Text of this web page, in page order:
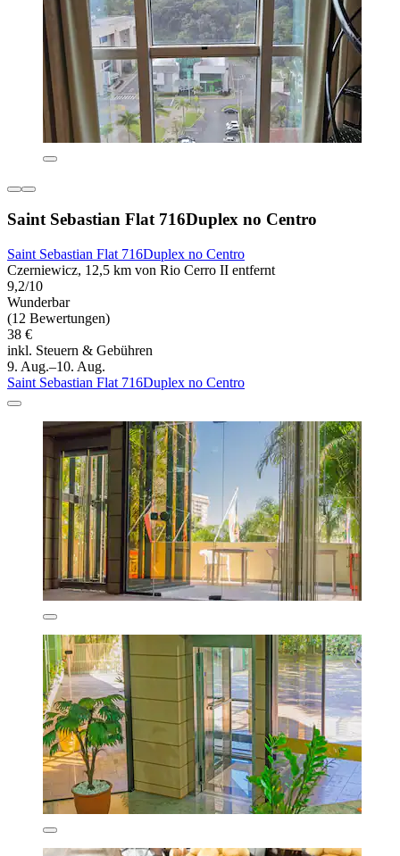
Saint Sebastian Flat 716Duplex no Centro
Saint Sebastian Flat 716Duplex no Centro
Czerniewicz, 12,5 km von Rio Cerro II entfernt
9,2/10
Wunderbar
(12 Bewertungen)
38 €
inkl. Steuern & Gebühren
9. Aug.–10. Aug.
Saint Sebastian Flat 716Duplex no Centro